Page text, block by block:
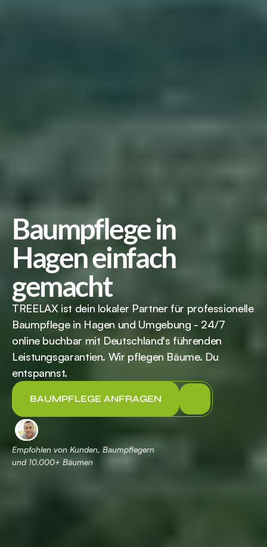
Baumpflege in
Hagen einfach
gemacht
TREELAX ist dein lokaler Partner für professionelle
Baumpflege in Hagen und Umgebung - 24/7
online buchbar mit Deutschland's führenden
Leistungsgarantien. Wir pflegen Bäume. Du
entspannst.
BAUMPFLEGE ANFRAGEN
Empfohlen von Kunden, Baumpflegern
und 10.000+ Bäumen